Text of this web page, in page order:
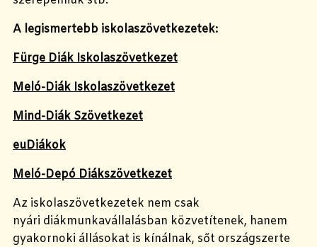
A legismertebb iskolaszövetkezetek:
Fürge Diák Iskolaszövetkezet
Meló-Diák Iskolaszövetkezet
Mind-Diák Szövetkezet
euDiákok
Meló-Depó Diákszövetkezet
Az iskolaszövetkezetek nem csak
nyári diákmunkavállalásban közvetítenek, hanem
gyakornoki állásokat is kínálnak, sőt országszerte